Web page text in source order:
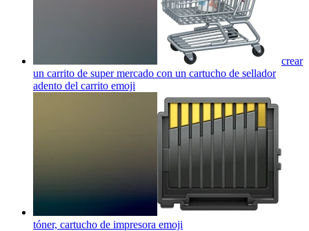
crear
un carrito de super mercado con un cartucho de sellador
adento del carrito emoji
tóner, cartucho de impresora emoji